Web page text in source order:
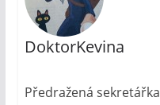
DoktorKevina
Předražená